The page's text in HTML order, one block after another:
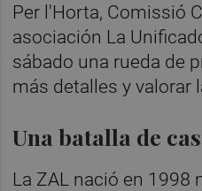
Per l'Horta, Comissió
asociación La
sábado una rueda de
más detalles y valorar
Una batalla de
La ZAL nació en 1998